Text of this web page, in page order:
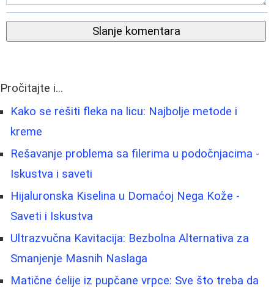
Slanje komentara
Pročitajte i...
Kako se rešiti fleka na licu: Najbolje metode i
kreme
Rešavanje problema sa filerima u podočnjacima -
Iskustva i saveti
Hijaluronska Kiselina u Domaćoj Nega Kože -
Saveti i Iskustva
Ultrazvučna Kavitacija: Bezbolna Alternativa za
Smanjenje Masnih Naslaga
Matične ćelije iz pupčane vrpce: Sve što treba da